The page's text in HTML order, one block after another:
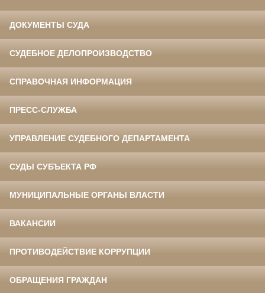
ДОКУМЕНТЫ СУДА
СУДЕБНОЕ ДЕЛОПРОИЗВОДСТВО
СПРАВОЧНАЯ ИНФОРМАЦИЯ
ПРЕСС-СЛУЖБА
УПРАВЛЕНИЕ СУДЕБНОГО ДЕПАРТАМЕНТА
СУДЫ СУБЪЕКТА РФ
МУНИЦИПАЛЬНЫЕ ОРГАНЫ ВЛАСТИ
ВАКАНСИИ
ПРОТИВОДЕЙСТВИЕ КОРРУПЦИИ
ОБРАЩЕНИЯ ГРАЖДАН